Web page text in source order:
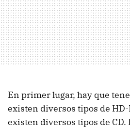
En primer lugar, hay que
existen diversos tipos de HD-
existen diversos tipos de CD.